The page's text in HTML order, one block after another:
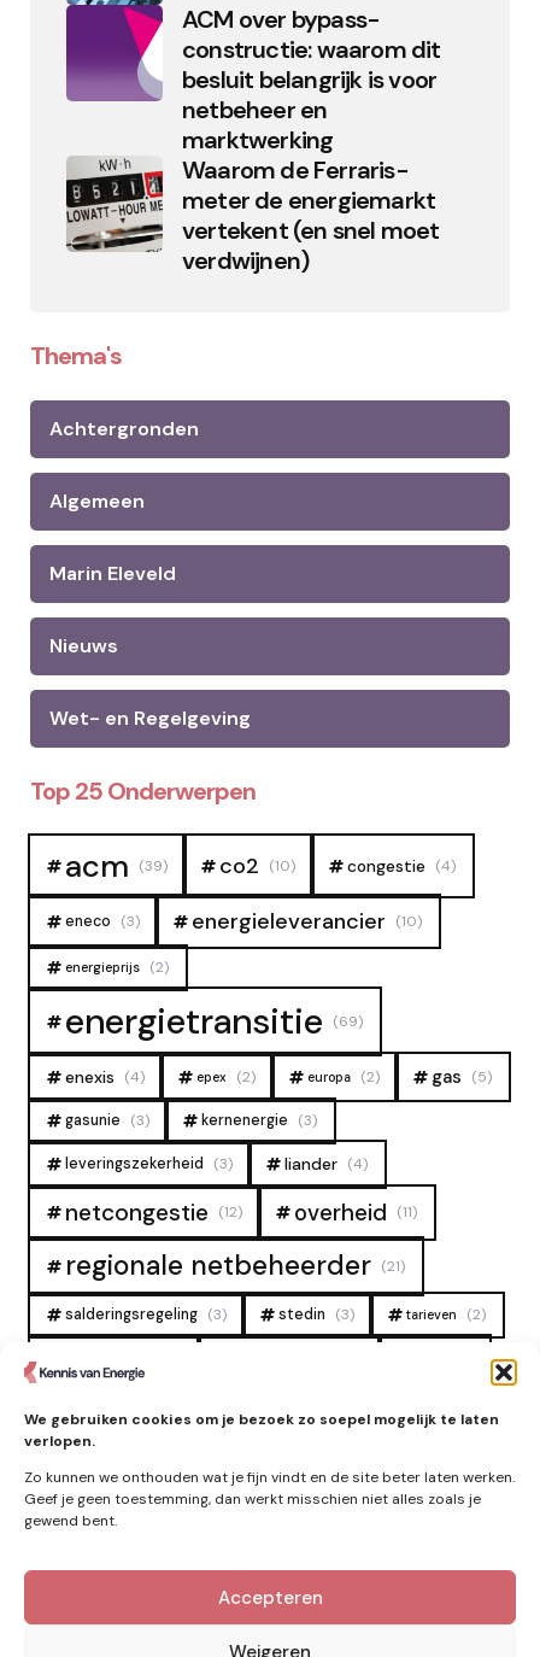
We gebruiken cookies om je bezoek zo soepel mogelijk te laten
verlopen.
Zo kunnen we onthouden wat je fijn vindt en de site beter laten werken.
Geef je geen toestemming, dan werkt misschien niet alles zoals je
gewend bent.
Accepteren
Weigeren
ACM over bypass-
constructie: waarom dit
besluit belangrijk is voor
netbeheer en
marktwerking
Waarom de Ferraris-
meter de energiemarkt
vertekent (en snel moet
verdwijnen)
Thema's
Achtergronden
Algemeen
Marin Eleveld
Nieuws
Wet- en Regelgeving
Top 25 Onderwerpen
acm (39) co2 (10) congestie (4)
eneco (3) energieleverancier (10)
energieprijs (2)
energietransitie (69)
enexis (4) epex (2) europa (2) gas (5)
gasunie (3) kernenergie (3)
leveringszekerheid (3) liander (4)
netcongestie (12) overheid (11)
regionale netbeheerder (21)
salderingsregeling (3) stedin (3) tarieven (2)
tennet
zonne-energie (9)
Kennis van Energie in je mailbox?
Abonner op nieuwe artikelen.